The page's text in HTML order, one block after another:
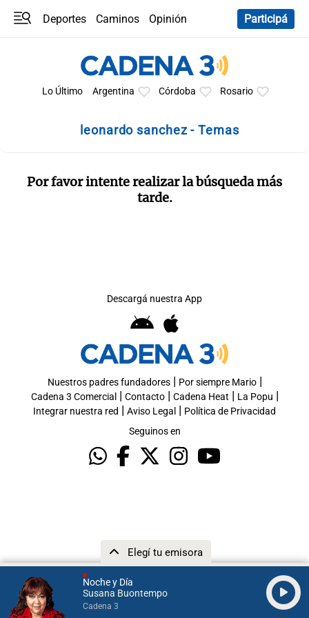
Noche y Día
Susana Buontempo
Cadena 3
Elegí tu emisora
Deportes Caminos
Opinión
Participá
Lo Último Argentina Córdoba Rosario
leonardo sanchez - Temas
Por favor intente realizar la búsqueda más
tarde.
Descargá nuestra App
Nuestros padres fundadores| Por siempre Mario|
Cadena 3 Comercial | Contacto| Cadena Heat | La Popu |
Integrar nuestra red | Aviso Legal | Política de Privacidad
Seguinos en